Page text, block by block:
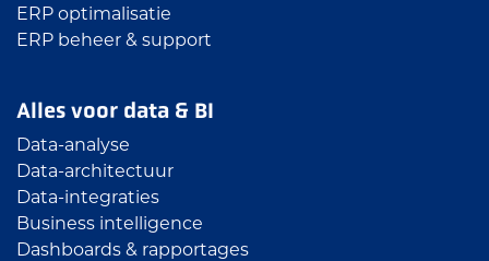
ERP optimalisatie
ERP beheer & support
Alles voor data & BI
Data-analyse
Data-architectuur
Data-integraties
Business intelligence
Dashboards & rapportages